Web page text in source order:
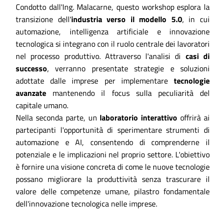
Condotto dall'Ing. Malacarne, questo workshop esplora la
transizione dell'industria verso il modello 5.0, in cui
automazione, intelligenza artificiale e innovazione
tecnologica si integrano con il ruolo centrale dei lavoratori
nel processo produttivo. Attraverso l'analisi di casi di
successo, verranno presentate strategie e soluzioni
adottate dalle imprese per implementare tecnologie
avanzate mantenendo il focus sulla peculiarità del
capitale umano.
Nella seconda parte, un laboratorio interattivo offrirà ai
partecipanti l'opportunità di sperimentare strumenti di
automazione e AI, consentendo di comprenderne il
potenziale e le implicazioni nel proprio settore. L'obiettivo
è fornire una visione concreta di come le nuove tecnologie
possano migliorare la produttività senza trascurare il
valore delle competenze umane, pilastro fondamentale
dell'innovazione tecnologica nelle imprese.